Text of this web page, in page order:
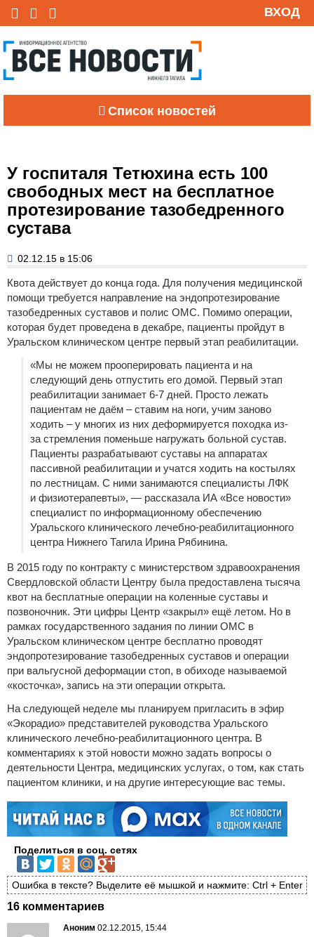
ВХОД
Список новостей
У госпиталя Тетюхина есть 100
свободных мест на бесплатное
протезирование тазобедренного
сустава
02.12.15 в 15:06
Квота действует до конца года. Для получения медицинской
помощи требуется направление на эндопротезирование
тазобедренных суставов и полис ОМС. Помимо операции,
которая будет проведена в декабре, пациенты пройдут в
Уральском клиническом центре первый этап реабилитации.
«Мы не можем прооперировать пациента и на
следующий день отпустить его домой. Первый этап
реабилитации занимает 6-7 дней. Просто лежать
пациентам не даём – ставим на ноги, учим заново
ходить – у многих из них деформируется походка из-
за стремления поменьше нагружать больной сустав.
Пациенты разрабатывают суставы на аппаратах
пассивной реабилитации и учатся ходить на костылях
по лестницам. С ними занимаются специалисты ЛФК
и физиотерапевты», — рассказала ИА «Все новости»
специалист по информационному обеспечению
Уральского клинического лечебно-реабилитационного
центра Нижнего Тагила Ирина Рябинина.
В 2015 году по контракту с министерством здравоохранения
Свердловской области Центру была предоставлена тысяча
квот на бесплатные операции на коленные суставы и
позвоночник. Эти цифры Центр «закрыл» ещё летом. Но в
рамках государственного задания по линии ОМС в
Уральском клиническом центре бесплатно проводят
эндопротезирование тазобедренных суставов и операции
при вальгусной деформации стоп, в обиходе называемой
«косточка», запись на эти операции открыта.
На следующей неделе мы планируем пригласить в эфир
«Экорадио» представителей руководства Уральского
клинического лечебно-реабилитационного центра. В
комментариях к этой новости можно задать вопросы о
деятельности Центра, медицинских услугах, о том, как стать
пациентом клиники, и на другие интересующие вас темы.
Поделиться в соц. сетях
Ошибка в тексте? Выделите её мышкой и нажмите: Ctrl + Enter
16 комментариев
Аноним 02.12.2015, 15:44